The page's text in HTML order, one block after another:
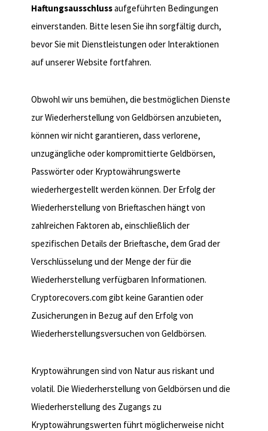
Haftungsausschlussaufgeführten Bedingungen
einverstanden. Bitte lesen Sie ihn sorgfältig durch,
bevor Sie mit Dienstleistungen oder Interaktionen
auf unserer Website fortfahren.
Obwohl wir uns bemühen, die bestmöglichen Dienste
zur Wiederherstellung von Geldbörsen anzubieten,
können wir nicht garantieren, dass verlorene,
unzugängliche oder kompromittierte Geldbörsen,
Passwörter oder Kryptowährungswerte
wiederhergestellt werden können. Der Erfolg der
Wiederherstellung von Brieftaschen hängt von
zahlreichen Faktoren ab, einschließlich der
spezifischen Details der Brieftasche, dem Grad der
Verschlüsselung und der Menge der für die
Wiederherstellung verfügbaren Informationen.
Cryptorecovers.com gibt keine Garantien oder
Zusicherungen in Bezug auf den Erfolg von
Wiederherstellungsversuchen von Geldbörsen.
Kryptowährungen sind von Natur aus riskant und
volatil. Die Wiederherstellung von Geldbörsen und die
Wiederherstellung des Zugangs zu
Kryptowährungswerten führt möglicherweise nicht